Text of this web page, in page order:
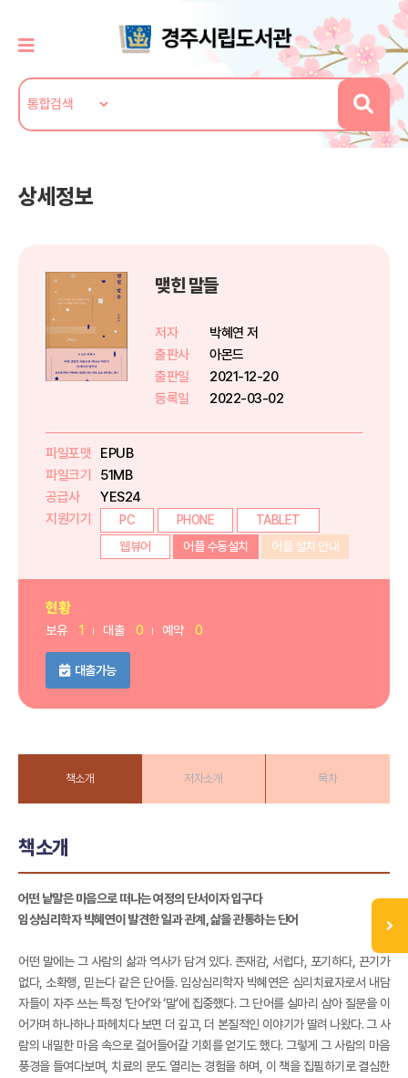
상세정보
맺힌 말들
저자
박혜연 저
출판사
아몬드
출판일
2021-12-20
등록일
2022-03-02
파일포맷
EPUB
파일크기
51MB
공급사
YES24
지원기기
PC PHONE
TABLET
웹뷰어
어플 수동설치 어플 설치 안내
현황
보유 1 대출 0 예약 0
대출가능
책소개 저자소개 목차
책소개
어떤 낱말은 마음으로 떠나는 여정의 단서이자 입구다
임상심리학자 박혜연이 발견한 일과 관계, 삶을 관통하는 단어
어떤 말에는 그 사람의 삶과 역사가 담겨 있다. 존재감, 서럽다, 포기하다, 끈기가
없다, 소확행, 믿는다 같은 단어들. 임상심리학자 박혜연은 심리치료자로서 내담
자들이 자주 쓰는 특정 ‘단어’와 ‘말’에 집중했다. 그 단어를 실마리 삼아 질문을 이
어가며 하나하나 파헤치다 보면 더 깊고, 더 본질적인 이야기가 딸려 나왔다. 그 사
람의 내밀한 마음 속으로 걸어들어갈 기회를 얻기도 했다. 그렇게 그 사람의 마음
풍경을 들여다보며, 치료의 문도 열리는 경험을 하며, 이 책을 집필하기로 결심한